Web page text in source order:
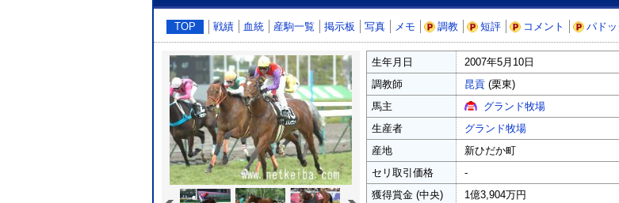
TOP 戦績 血統 産駒一覧 掲示板 写真 メモ 調教 短評 コメント パド
生年月日
2007年5月10日
調教師
昆貢 (栗東)
馬主
グランド牧場
生産者
グランド牧場
産地
新ひだか町
セリ取引価格
-
獲得賞金 (中央)
1億3,904万円